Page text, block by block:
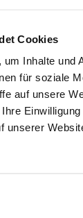
Cookies
Inhalte und
für soziale
auf unsere
unserer
die darauf
Aufgaben
Sicherheit